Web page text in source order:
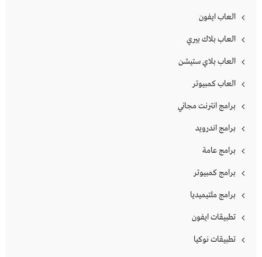
العاب ايفون
العاب بلاك بيري
العاب بلاي ستيشن
العاب كمبيوتر
برامج انترنت مجاني
برامج اندرويد
برامج عامة
برامج كمبيوتر
برامج ملتيميديا
تطبيقات ايفون
تطبيقات نوكيا